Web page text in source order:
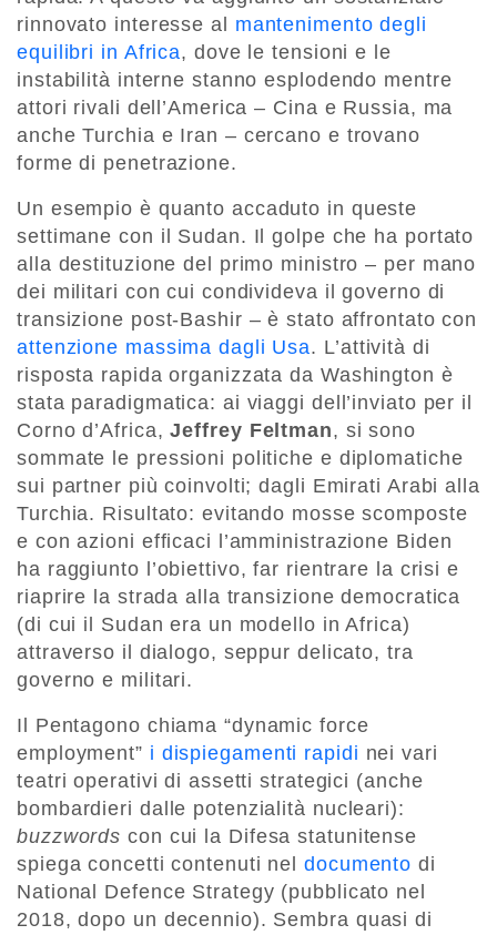
rinnovato interesse al mantenimento degli
equilibri in Africa, dove le tensioni e le
instabilità interne stanno esplodendo mentre
attori rivali dell’America – Cina e Russia, ma
anche Turchia e Iran – cercano e trovano
forme di penetrazione.
Un esempio è quanto accaduto in queste
settimane con il Sudan. Il golpe che ha portato
alla destituzione del primo ministro – per mano
dei militari con cui condivideva il governo di
transizione post-Bashir – è stato affrontato con
attenzione massima dagli Usa. L’attività di
risposta rapida organizzata da Washington è
stata paradigmatica: ai viaggi dell’inviato per il
Corno d’Africa,Jeffrey Feltman, si sono
sommate le pressioni politiche e diplomatiche
sui partner più coinvolti; dagli Emirati Arabi alla
Turchia. Risultato: evitando mosse scomposte
e con azioni efficaci l’amministrazione Biden
ha raggiunto l’obiettivo, far rientrare la crisi e
riaprire la strada alla transizione democratica
(di cui il Sudan era un modello in Africa)
attraverso il dialogo, seppur delicato, tra
governo e militari.
Il Pentagono chiama “dynamic force
employment” i dispiegamenti rapidi nei vari
teatri operativi di assetti strategici (anche
bombardieri dalle potenzialità nucleari):
buzzwords con cui la Difesa statunitense
spiega concetti contenuti nel documento di
National Defence Strategy (pubblicato nel
2018, dopo un decennio). Sembra quasi di